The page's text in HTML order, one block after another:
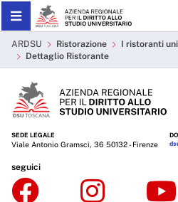
Skip to Main Content
Dettaglio
ARDSU Ristorazione
I ristoranti
Dettaglio Ristorante
SEDE LEGALE
Viale Antonio Gramsci, 36 50132 - Firenze
seguici